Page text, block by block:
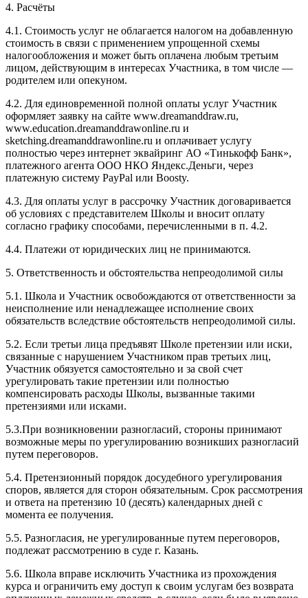
4. Расчёты
4.1. Cтоимость услуг не облагается налогом на добавленную
стоимость в связи с применением упрощенной схемы
налогообложения и может быть оплачена любым третьим
лицом, действующим в интересах Участника, в том числе —
родителем или опекуном.
4.2. Для единовременной полной оплаты услуг Участник
оформляет заявку на сайте www.dreamanddraw.ru,
www.education.dreamanddrawonline.ru и
sketching.dreamanddrawonline.ru и оплачивает услугу
полностью через интернет эквайринг АО «Тинькофф Банк»,
платежного агента ООО НКО Яндекс.Деньги, через
платежную систему PayPal или Boosty.
4.3. Для оплаты услуг в рассрочку Участник договаривается
об условиях с представителем Школы и вносит оплату
согласно графику способами, перечисленными в п. 4.2.
4.4. Платежи от юридических лиц не принимаются.
5. Ответственность и обстоятельства непреодолимой силы
5.1. Школа и Участник освобождаются от ответственности за
неисполнение или ненадлежащее исполнение своих
обязательств вследствие обстоятельств непреодолимой силы.
5.2. Если третьи лица предъявят Школе претензии или иски,
связанные с нарушением Участником прав третьих лиц,
Участник обязуется самостоятельно и за свой счет
урегулировать такие претензии или полностью
компенсировать расходы Школы, вызванные такими
претензиями или исками.
5.3.При возникновении разногласий, стороны принимают
возможные меры по урегулированию возникших разногласий
путем переговоров.
5.4. Претензионный порядок досудебного урегулирования
споров, является для сторон обязательным. Срок рассмотрения
и ответа на претензию 10 (десять) календарных дней с
момента ее получения.
5.5. Разногласия, не урегулированные путем переговоров,
подлежат рассмотрению в суде г. Казань.
5.6. Школа вправе исключить Участника из прохождения
курса и ограничить ему доступ к своим услугам без возврата